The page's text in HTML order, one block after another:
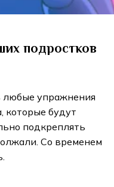
подростков
упражнения
которые будут
подкреплять
Со временем